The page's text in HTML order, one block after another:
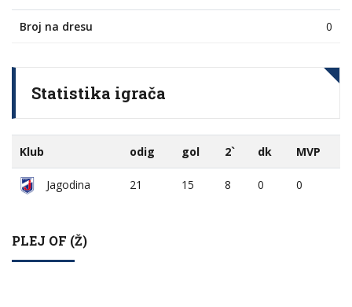
Broj na dresu 0
Statistika igrača
Klub odig gol 2` dk MVP
Jagodina 21 15 8 0 0
PLEJ OF (Ž)